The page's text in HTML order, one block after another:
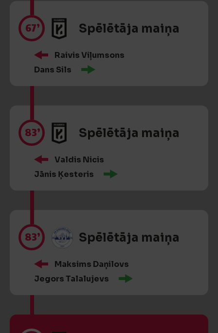
67’ Spēlētāja maiņa
Raivis Viļumsons
Dans Sils
83’ Spēlētāja maiņa
Valdis Nicis
Jānis Ķesteris
83’ Spēlētāja maiņa
Maksims Daņilovs
Jegors Talalujevs